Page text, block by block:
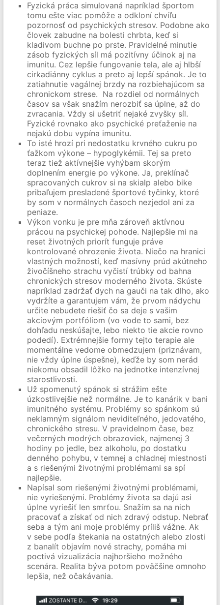
Fyzická práca simulovaná napríklad športom
tomu ešte viac pomôže a odkloní chvíľu
pozornosť od psychických stresov. Podobne ako
človek zabudne na bolesti chrbta, keď si
kladivom buchne po prste. Pravidelné minutie
zásob fyzických síl má pozitívny účinok aj na
imunitu. Cez lepšie fungovanie tela, ale aj hlbší
cirkadiánny cyklus a preto aj lepší spánok. Je to
zatiahnutie vagálnej brzdy na rozbiehajúcom sa
chronickom strese. Na rozdiel od normálnych
časov sa však snažím nerozbiť sa úplne, až do
zvracania. Vždy si ušetriť nejaké zvyšky síl.
Fyzické rovnako ako psychické preťaženie na
nejakú dobu vypína imunitu.
To isté hrozí pri nedostatku krvného cukru po
ťažkom výkone – hypoglykémii. Tej sa preto
teraz tiež aktívnejšie vyhýbam skorým
doplnením energie po výkone. Ja, preklínač
spracovaných cukrov si na skialp alebo bike
pribaľujem presladené športové tyčinky, ktoré
by som v normálnych časoch nezjedol ani za
peniaze.
Výkon vonku je pre mňa zároveň aktívnou
prácou na psychickej pohode. Najlepšie mi na
reset životných priorít funguje práve
kontrolované ohrozenie života. Niečo na hranici
vlastných možností, keď masívny prúd akútneho
živočíšneho strachu vyčistí trúbky od bahna
chronických stresov moderného života. Skúste
napríklad zadržať dych na gauči na tak dlho, ako
vydržíte a garantujem vám, že prvom nádychu
určite nebudete riešiť čo sa deje s vašim
akciovým portfóliom (vo vode to sami, bez
dohľadu neskúšajte, lebo niekto tie akcie rovno
podedí). Extrémnejšie formy tejto terapie ale
momentálne vedome obmedzujem (priznávam,
nie vždy úplne úspešne), keďže by som nerád
niekomu obsadil lôžko na jednotke intenzívnej
starostlivosti.
Už spomenutý spánok si strážim ešte
úzkostlivejšie než normálne. Je to kanárik v bani
imunitného systému. Problémy so spánkom sú
neklamným signálom neviditeľného, jedovatého,
chronického stresu. V pravidelnom čase, bez
večerných modrých obrazoviek, najmenej 3
hodiny po jedle, bez alkoholu, po dostatku
denného pohybu, v temnej a chladnej miestnosti
a s riešenými životnými problémami sa spí
najlepšie.
Napísal som riešenými životnými problémami,
nie vyriešenými. Problémy života sa dajú asi
úplne vyriešiť len smrťou. Snažím sa na nich
pracovať a získať od nich zdravý odstup. Nebrať
seba a tým ani moje problémy príliš vážne. Ak
v sebe podľa štekania na ostatných alebo zlosti
z banalít objavím nové strachy, pomáha mi
poctivá vizualizácia najhoršieho možného
scenára. Realita býva potom poväčšine omnoho
lepšia, než očakávania.